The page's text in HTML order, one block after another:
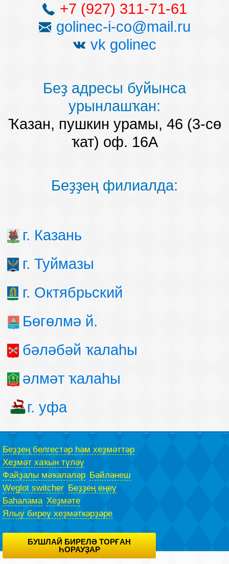
+7 (927) 311-71-61
golinec-i-co@mail.ru
vk golinec
Беҙ адресы буйынса
урынлашҡан:
Ҡазан, пушкин урамы, 46 (3-сө
ҡат) оф. 16А
Беҙҙең филиалда:
г. Казань
г. Туймазы
г. Октябрьский
Бөгөлмә й.
бәләбәй ҡалаһы
әлмәт ҡалаһы
г. уфа
Беҙҙең белгестәр һәм хеҙмәттәр
Хеҙмәт хаҡын түләү
Файҙалы мәҡәләләр Бәйләнеш
Weglot switcher Беҙҙең еңеү
Баһалама Хеҙмәте
Ялыу биреү хеҙмәткәрҙәре
БУШЛАЙ БИРЕЛӘ ТОРҒАН
ҺОРАУҘАР